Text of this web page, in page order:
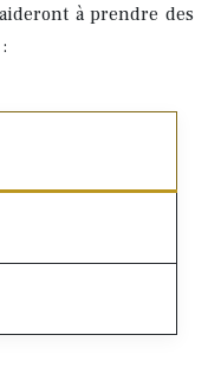
à prendre des